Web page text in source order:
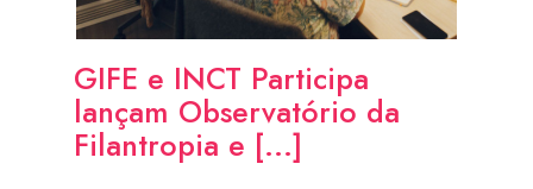
GIFE e INCT Participa
lançam Observatório da
Filantropia e [...]